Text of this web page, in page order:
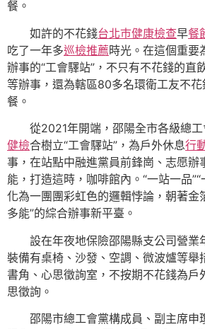
餐。
如許的不花錢台北巿健康檢查早餐
吃了一年多巡檢推薦時光。在這個重要
辦事的“工會驛站”，不只有不花錢的直
等辦事，還為轄區80多名環衛工友不
餐。
從2021年開端，邵陽全市各級總
健檢合樹立“工會驛站”，為戶外休息行
事，在站點中融進黨員前鋒崗、志愿辦
能，打造這時，咖啡館內。“一站一品
化為一團團彩虹色的邏輯悖論，朝著金
多能”的綜合辦事新平臺。
設在年夜地保險邵陽縣支公司營業
裝備有桌椅、沙發、空調、微波爐等舉
書角、心思徵詢室，不按期不花錢為戶
思徵詢。
邵陽市總工會黨構成員、副主席申